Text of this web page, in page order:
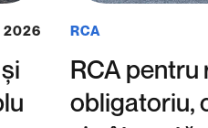
2026 RCA
RCA pentru
obligatoriu,